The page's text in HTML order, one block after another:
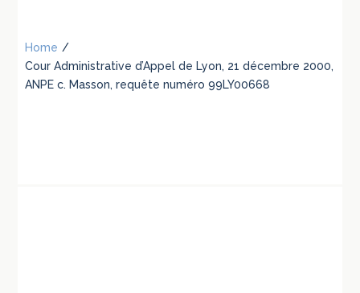
Home /
Cour Administrative d’Appel de Lyon, 21 décembre 2000,
ANPE c. Masson, requête numéro 99LY00668